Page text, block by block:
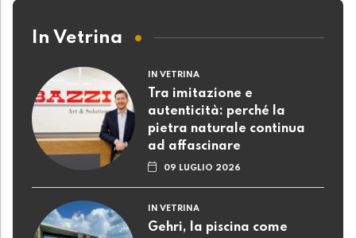
In Vetrina
IN VETRINA
Tra imitazione e
autenticità: perché la
pietra naturale continua
ad affascinare
09 LUGLIO 2026
IN VETRINA
Gehri, la piscina come